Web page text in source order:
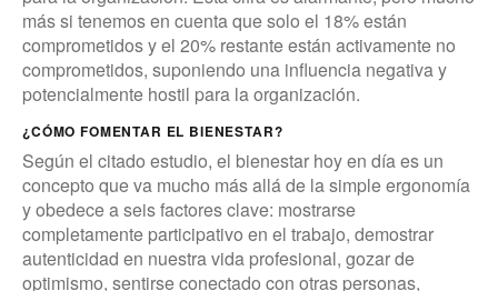
más si tenemos en cuenta que solo el 18% están
comprometidos y el 20% restante están activamente no
comprometidos, suponiendo una influencia negativa y
potencialmente hostil para la organización.
¿CÓMO FOMENTAR EL BIENESTAR?
Según el citado estudio, el bienestar hoy en día es un
concepto que va mucho más allá de la simple ergonomía
y obedece a seis factores clave: mostrarse
completamente participativo en el trabajo, demostrar
autenticidad en nuestra vida profesional, gozar de
optimismo, sentirse conectado con otras personas,